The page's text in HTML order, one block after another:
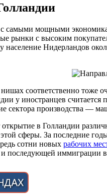
самыми мощными
рынки с высоким
население Нидерландов
соответственно тоже
у иностранцев
сектора производства —
в Голландии
сферы. За последние
сотни новых рабочих
и последующей иммиграции